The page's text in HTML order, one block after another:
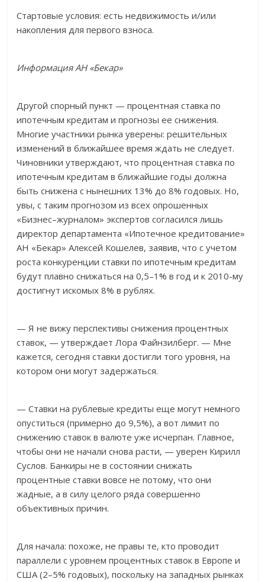
Стартовые условия: есть недвижимость и/или
накопления для первого взноса.
Информация АН «Бекар»
Другой спорный пункт — процентная ставка по
ипотечным кредитам и прогнозы ее снижения.
Многие участники рынка уверены: решительных
изменений в ближайшее время ждать не следует.
Чиновники утверждают, что процентная ставка по
ипотечным кредитам в ближайшие годы должна
быть снижена с нынешних 13% до 8% годовых. Но,
увы, с таким прогнозом из всех опрошенных
«Бизнес–журналом» экспертов согласился лишь
директор департамента «Ипотечное кредитование»
АН «Бекар» Алексей Кошелев, заявив, что с учетом
роста конкуренции ставки по ипотечным кредитам
будут плавно снижаться на 0,5–1% в год и к 2010-му
достигнут искомых 8% в рублях.
— Я не вижу перспективы снижения процентных
ставок, — утверждает Лора Файнзилберг. — Мне
кажется, сегодня ставки достигли того уровня, на
котором они могут задержаться.
— Ставки на рублевые кредиты еще могут немного
опуститься (примерно до 9,5%), а вот лимит по
снижению ставок в валюте уже исчерпан. Главное,
чтобы они не начали снова расти, — уверен Кирилл
Суслов. Банкиры не в состоянии снижать
процентные ставки вовсе не потому, что они
жадные, а в силу целого ряда совершенно
объективных причин.
Для начала: похоже, не правы те, кто проводит
параллели с уровнем процентных ставок в Европе и
США (2–5% годовых), поскольку на западных рынках